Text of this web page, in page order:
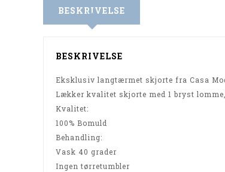
BESKRIVELSE
BESKRIVELSE
Eksklusiv langtærmet skjorte fra Casa
Lækker kvalitet skjorte med 1 bryst
Kvalitet:
100% Bomuld
Behandling:
Vask 40 grader
Ingen tørretumbler